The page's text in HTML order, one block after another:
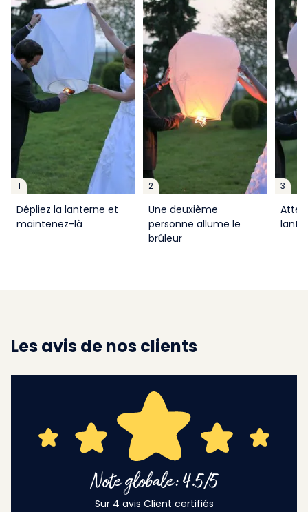
1
Dépliez la lanterne et
maintenez-là
2
Une deuxième
personne allume le
brûleur
3
Les avis de nos clients
Note globale: 4.5/5
Sur 4 avis Client certifiés